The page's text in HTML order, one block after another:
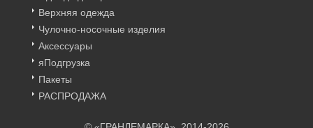
Верхняя одежда
Чулочно-носочные изделия
Аксессуары
яПодгрузка
Пакеты
РАСПРОДАЖА